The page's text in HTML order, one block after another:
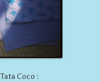
Coco :